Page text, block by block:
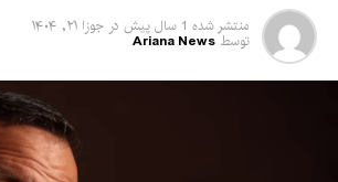
منتشر شده 1 سال پیش در جوزا ۲۱, ۱۴۰۴
توسط Ariana News